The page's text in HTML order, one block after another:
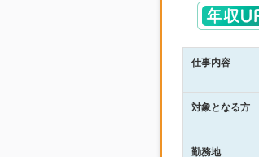
仕事内容
対象となる方
勤務地